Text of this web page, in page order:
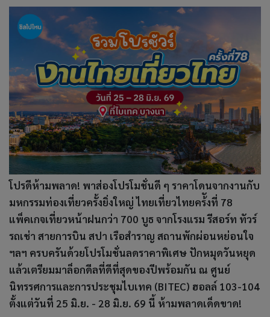
โปรดีห้ามพลาด! พาส่องโปรโมชั่นดี ๆ ราคาโดนจากงานกับ
มหกรรมท่องเที่ยวครั้งยิ่งใหญ่ ไทยเที่ยวไทยคร้ังที่ 78
แพ็คเกจเที่ยวหน้าฝนกว่า 700 บูธ จากโรงแรม รีสอร์ท ทัวร์
รถเช่า สายการบิน สปา เรือสำราญ สถานพักผ่อนหย่อนใจ
ฯลฯ ครบครันด้วยโปรโมชั่นลดราคาพิเศษ ปักหมุดวันหยุด
แล้วเตรียมมาล็อกดีลที่ดีที่สุดของปีพร้อมกัน ณ ศูนย์
นิทรรศการและการประชุมไบเทค (BITEC) ฮอลล์ 103-104
ตั้งแต่วันที่ 25 มิ.ย. - 28 มิ.ย. 69 นี้ ห้ามพลาดเด็ดขาด!